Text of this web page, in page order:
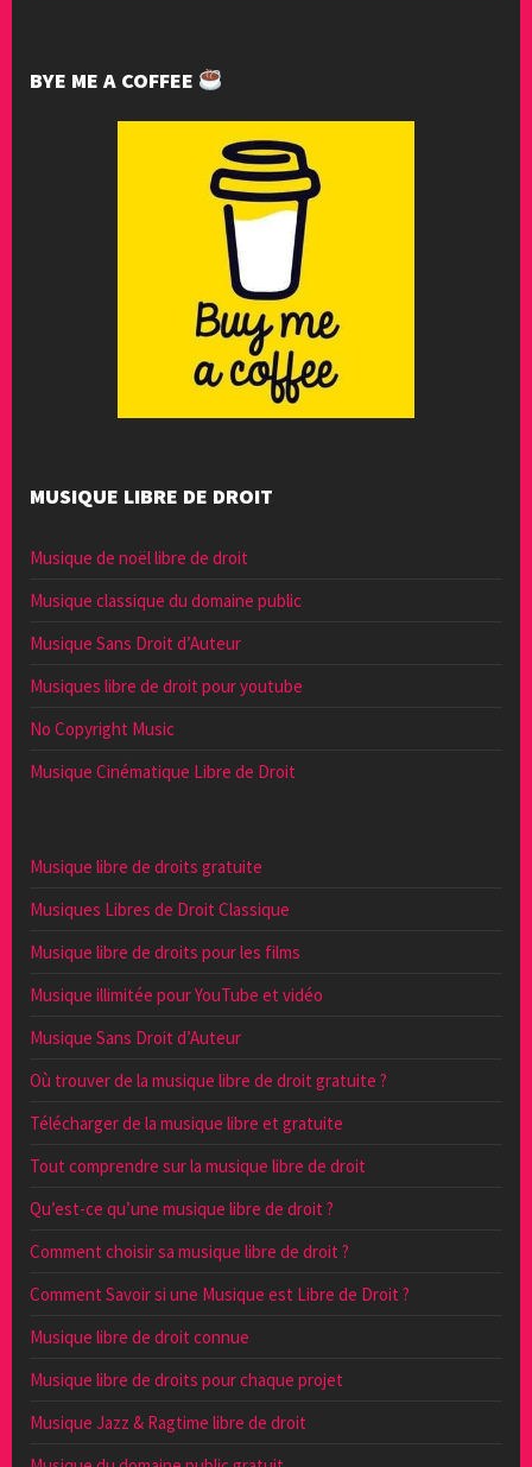
BYE ME A COFFEE
MUSIQUE LIBRE DE DROIT
Musique de noël libre de droit
Musique classique du domaine public
Musique Sans Droit d’Auteur
Musiques libre de droit pour youtube
No Copyright Music
Musique Cinématique Libre de Droit
Musique libre de droits gratuite
Musiques Libres de Droit Classique
Musique libre de droits pour les films
Musique illimitée pour YouTube et vidéo
Musique Sans Droit d’Auteur
Où trouver de la musique libre de droit gratuite ?
Télécharger de la musique libre et gratuite
Tout comprendre sur la musique libre de droit
Qu’est-ce qu’une musique libre de droit ?
Comment choisir sa musique libre de droit ?
Comment Savoir si une Musique est Libre de Droit ?
Musique libre de droit connue
Musique libre de droits pour chaque projet
Musique Jazz & Ragtime libre de droit